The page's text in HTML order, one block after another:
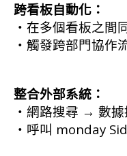
跨看板自動化：
・在多個看板之間
・觸發跨部門協作
整合外部系統：
・網路搜尋 → 數
・呼叫 monday